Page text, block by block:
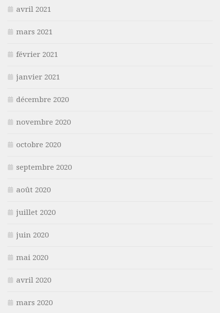
avril 2021
mars 2021
février 2021
janvier 2021
décembre 2020
novembre 2020
octobre 2020
septembre 2020
août 2020
juillet 2020
juin 2020
mai 2020
avril 2020
mars 2020